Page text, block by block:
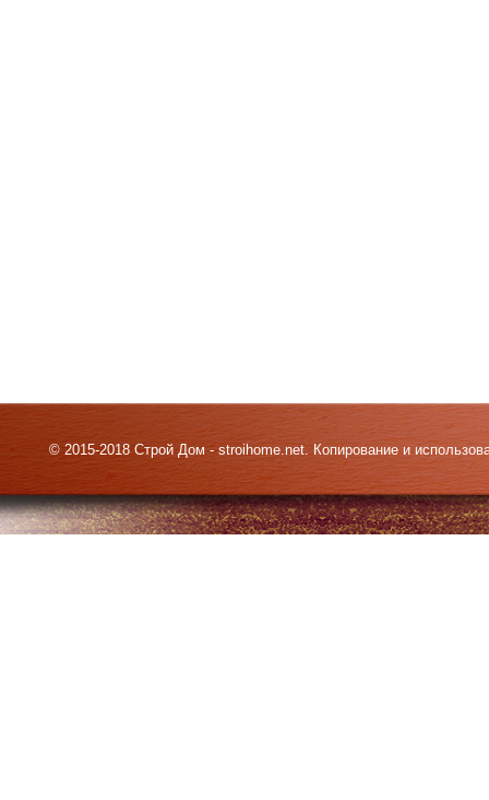
© 2015-2018 Строй Дом - stroihome.net. Копирование и